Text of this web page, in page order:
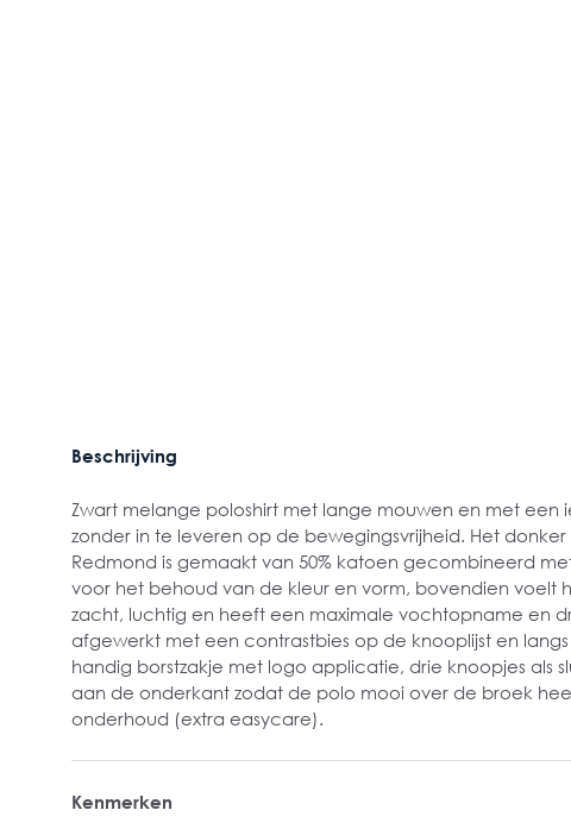
Beschrijving
Zwart melange poloshirt met lange mouwen en met een
zonder in te leveren op de bewegingsvrijheid. Het donker
Redmond is gemaakt van 50% katoen gecombineerd
voor het behoud van de kleur en vorm, bovendien voelt
zacht, luchtig en heeft een maximale vochtopname en
afgewerkt met een contrastbies op de knooplijst en
handig borstzakje met logo applicatie, drie knoopjes als
aan de onderkant zodat de polo mooi over de broek
onderhoud (extra easycare).
Kenmerken